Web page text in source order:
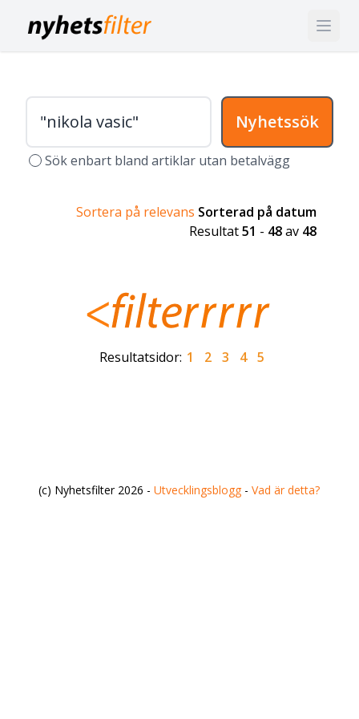
Nyhetssök
Sök enbart bland artiklar utan betalvägg
Sortera på relevans Sorterad på datum
Resultat51 - 48av 48
Resultatsidor: 1 2 3 4 5
(c) Nyhetsfilter 2026 -Utvecklingsblogg -Vad är detta?